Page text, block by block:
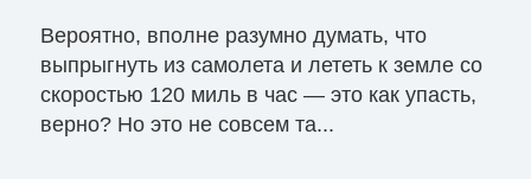
Вероятно, вполне разумно думать, что
выпрыгнуть из самолета и лететь к земле со
скоростью 120 миль в час — это как упасть,
верно? Но это не совсем та...